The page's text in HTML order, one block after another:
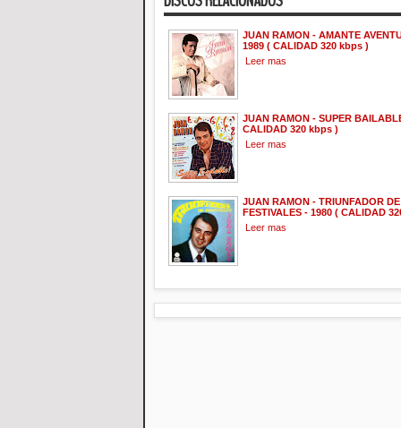
JUAN RAMON - AMANTE
1989 ( CALIDAD 320 kbps )
Leer mas
JUAN RAMON - SUPER
CALIDAD 320 kbps )
Leer mas
JUAN RAMON - TRIUNFADOR DE
FESTIVALES - 1980 ( CALIDAD
Leer mas